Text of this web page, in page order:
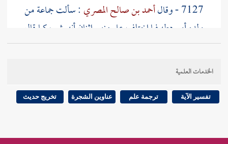
7127 - وقال
أحمد بن صالح المصري : سألت جماعة من
ولده أو رهطه فما اختلف علي منهم اثنان أنه بشر ، كما قال
الثوري.
، منها .
7129 - قوله - صلى الله عليه وسلم - للذي لم يصل معه
الخدمات العلمية
تفسير الآية ترجمة علم عناوين الشجرة تخريج حديث